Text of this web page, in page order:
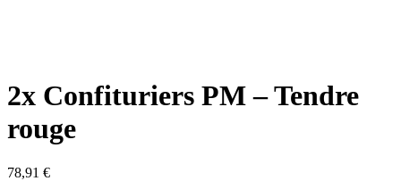
2x Confituriers PM – Tendre
rouge
78,91 €